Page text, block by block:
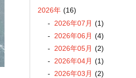
2026年 (16)
2026年07 月 (1)
2026年06 月 (4)
2026年05月 (2)
2026年04月 (1)
2026年03 月 (2)